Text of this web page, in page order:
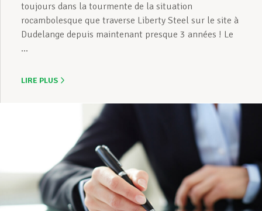
toujours dans la tourmente de la situation
rocambolesque que traverse Liberty Steel sur le site à
Dudelange depuis maintenant presque 3 années ! Le
...
LIRE PLUS